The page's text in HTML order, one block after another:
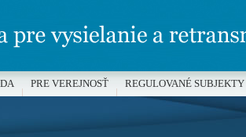
PRE VEREJNOSŤ REGULOVANÉ SUBJEKTY